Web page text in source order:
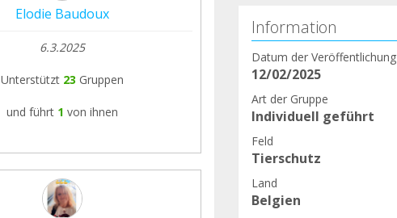
Elodie Baudoux
6.3.2025
Unterstützt 23 Gruppen
und führt 1 von ihnen
Information
Datum der Veröffentlichung
12/02/2025
Art der Gruppe
Individuell geführt
Feld
Tierschutz
Land
Belgien